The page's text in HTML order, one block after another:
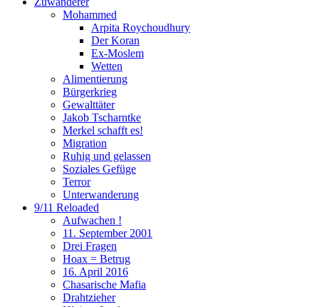
Mohammed
Arpita Roychoudhury
Der Koran
Ex-Moslem
Wetten
Alimentierung
Bürgerkrieg
Gewalttäter
Jakob Tscharntke
Merkel schafft es!
Migration
Ruhig und gelassen
Soziales Gefüge
Terror
Unterwanderung
9/11 Reloaded
Aufwachen !
11. September 2001
Drei Fragen
Hoax = Betrug
16. April 2016
Chasarische Mafia
Drahtzieher